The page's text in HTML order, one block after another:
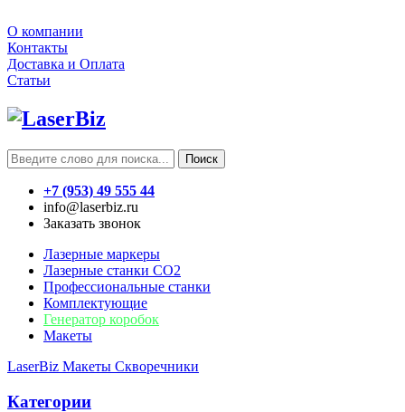
О компании
Контакты
Доставка и Оплата
Статьи
Поиск
+7 (953) 49 555 44
info@laserbiz.ru
Заказать звонок
Лазерные маркеры
Лазерные станки CO2
Профессиональные станки
Комплектующие
Генератор коробок
Макеты
LaserBiz Макеты Скворечники
Категории